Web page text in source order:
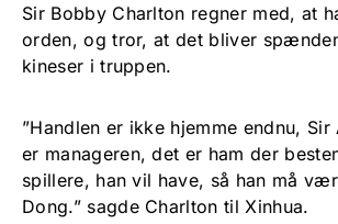
Sir Bobby Charlton regner med, at
orden, og tror, at det bliver
kineser i truppen.
”Handlen er ikke hjemme endnu, Sir
er manageren, det er ham der
spillere, han vil have, så han må
Dong.” sagde Charlton til Xinhua.